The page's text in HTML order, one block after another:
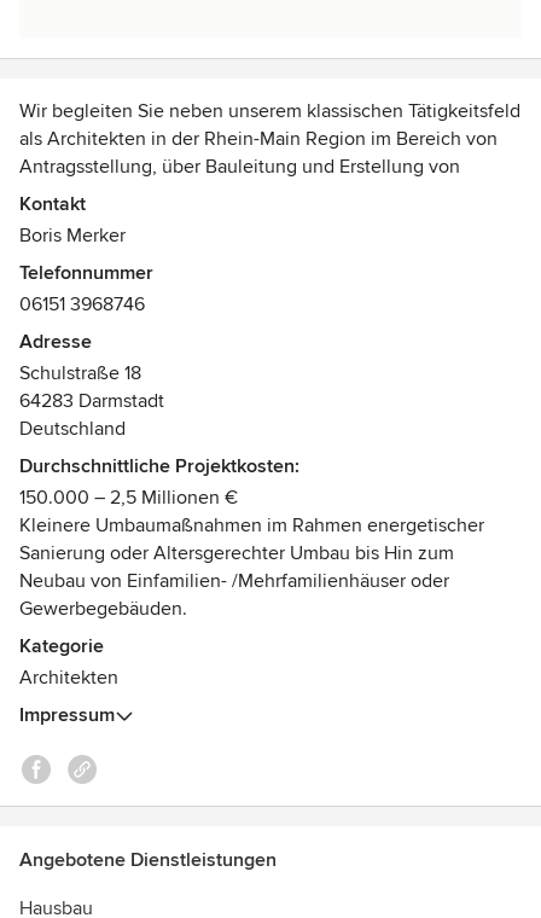
Wir begleiten Sie neben unserem klassischen Tätigkeitsfeld
als Architekten in der Rhein-Main Region im Bereich von
Antragsstellung, über Bauleitung und Erstellung von
Werkplänen auch als Bausachverständige mit dem
Tätigkeitsschwerpunkt Bauschäden und
Kurzum Sie brauchen unsere Hilfe, wenn Sie sich ein
Gebäude kaufen möchten (Beratung beim Hauskauf) oder
wenn Sie Probleme mit feuchten Stellen im Gebäude
haben (Feuchte- Schimmelschäden) oder wenn Sie einen
Bauschaden haben (Bauschadensgutachten). Auch bei der
Ermittlung des Verkehrswertes Ihrer Immobilie egal ob
(Verkehrswertermittlung oder Marktwertindikation).
Natürlich machen wir noch viel mehr, schauen Sie doch mal
bei uns vorbei unter www.ms-planung.de
Auszeichnungen:
Personenzertifizierungen und mehr
Kontakt
Boris Merker
Telefonnummer
06151 3968746
Adresse
Schulstraße 18
64283 Darmstadt
Deutschland
Durchschnittliche Projektkosten:
150.000 – 2,5 Millionen €
Kleinere Umbaumaßnahmen im Rahmen energetischer
Sanierung oder Altersgerechter Umbau bis Hin zum
Neubau von Einfamilien- /Mehrfamilienhäuser oder
Gewerbegebäuden.
Kategorie
Architekten
Impressum
Angebotene Dienstleistungen
Hausbau